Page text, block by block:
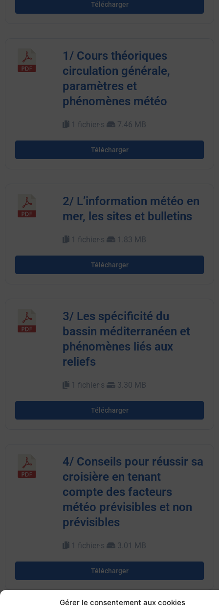
Gérer le consentement aux cookies
Télécharger
1/ Cours théoriques
circulation générale,
paramètres et
phénomènes météo
1 fichier·s 7.46 MB
Télécharger
2/ L’information météo en
mer, les sites et bulletins
1 fichier·s 1.83 MB
Télécharger
3/ Les spécificité du
bassin méditerranéen et
phénomènes liés aux
reliefs
1 fichier·s 3.30 MB
Télécharger
4/ Conseils pour réussir sa
croisière en tenant
compte des facteurs
météo prévisibles et non
prévisibles
1 fichier·s 3.01 MB
Télécharger